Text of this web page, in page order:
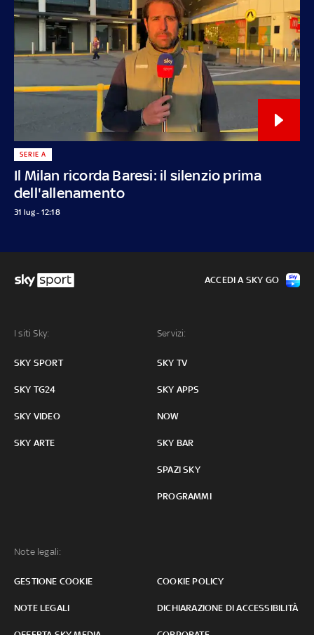
Il Milan ricorda Baresi: il silenzio prima
dell'allenamento
SERIE A
31 lug - 12:18
I siti Sky:
SKY SPORT
SKY TG24
SKY VIDEO
SKY ARTE
Servizi:
SKY TV
SKY APPS
NOW
SKY BAR
SPAZI SKY
PROGRAMMI
Note legali:
GESTIONE COOKIE COOKIE POLICY
NOTE LEGALI DICHIARAZIONE DI ACCESSIBILITÀ
ACCEDI A SKY GO